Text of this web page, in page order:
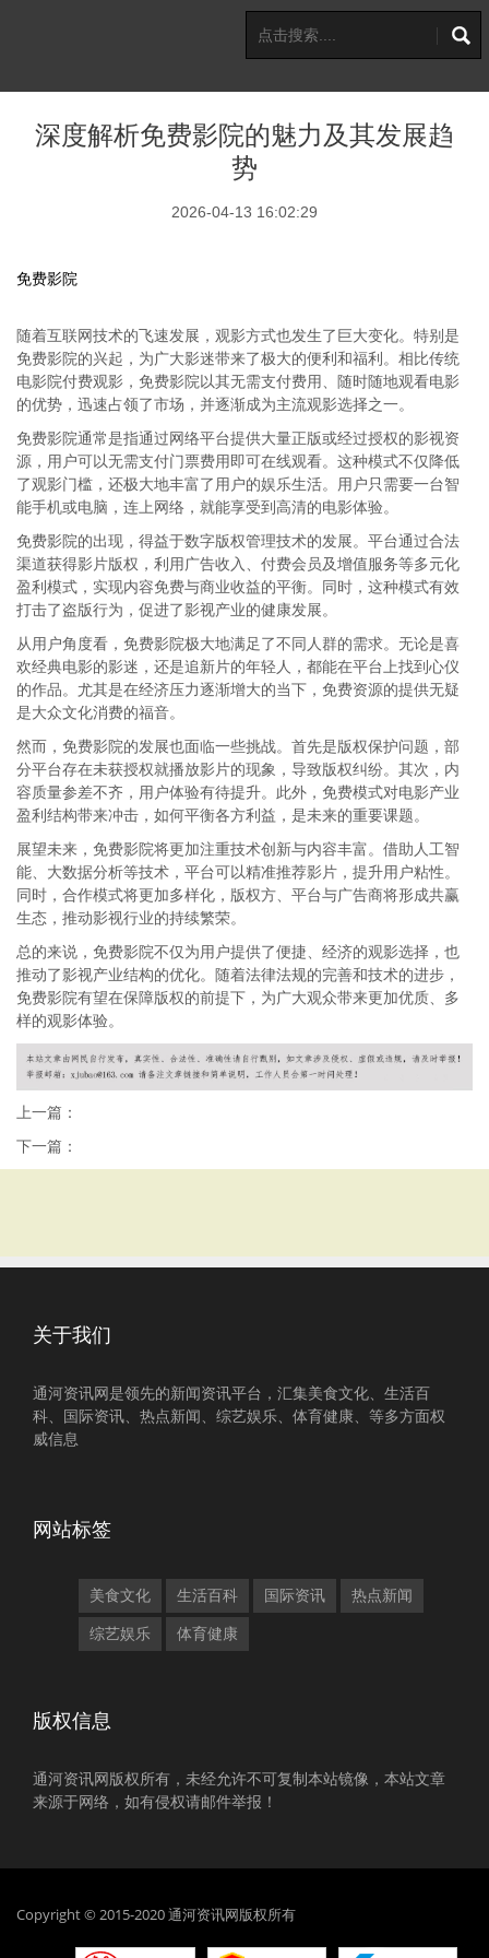
深度解析免费影院的魅力及其发展趋
势
2026-04-13 16:02:29
免费影院
随着互联网技术的飞速发展，观影方式也发生了巨大变化。特别是
免费影院的兴起，为广大影迷带来了极大的便利和福利。相比传统
电影院付费观影，免费影院以其无需支付费用、随时随地观看电影
的优势，迅速占领了市场，并逐渐成为主流观影选择之一。
免费影院通常是指通过网络平台提供大量正版或经过授权的影视资
源，用户可以无需支付门票费用即可在线观看。这种模式不仅降低
了观影门槛，还极大地丰富了用户的娱乐生活。用户只需要一台智
能手机或电脑，连上网络，就能享受到高清的电影体验。
免费影院的出现，得益于数字版权管理技术的发展。平台通过合法
渠道获得影片版权，利用广告收入、付费会员及增值服务等多元化
盈利模式，实现内容免费与商业收益的平衡。同时，这种模式有效
打击了盗版行为，促进了影视产业的健康发展。
从用户角度看，免费影院极大地满足了不同人群的需求。无论是喜
欢经典电影的影迷，还是追新片的年轻人，都能在平台上找到心仪
的作品。尤其是在经济压力逐渐增大的当下，免费资源的提供无疑
是大众文化消费的福音。
然而，免费影院的发展也面临一些挑战。首先是版权保护问题，部
分平台存在未获授权就播放影片的现象，导致版权纠纷。其次，内
容质量参差不齐，用户体验有待提升。此外，免费模式对电影产业
盈利结构带来冲击，如何平衡各方利益，是未来的重要课题。
展望未来，免费影院将更加注重技术创新与内容丰富。借助人工智
能、大数据分析等技术，平台可以精准推荐影片，提升用户粘性。
同时，合作模式将更加多样化，版权方、平台与广告商将形成共赢
生态，推动影视行业的持续繁荣。
总的来说，免费影院不仅为用户提供了便捷、经济的观影选择，也
推动了影视产业结构的优化。随着法律法规的完善和技术的进步，
免费影院有望在保障版权的前提下，为广大观众带来更加优质、多
样的观影体验。
上一篇：
下一篇：
关于我们
通河资讯网是领先的新闻资讯平台，汇集美食文化、生活百
科、国际资讯、热点新闻、综艺娱乐、体育健康、等多方面权
威信息
网站标签
美食文化 生活百科 国际资讯 热点新闻
综艺娱乐 体育健康
版权信息
通河资讯网版权所有，未经允许不可复制本站镜像，本站文章
来源于网络，如有侵权请邮件举报！
Copyright © 2015-2020 通河资讯网版权所有